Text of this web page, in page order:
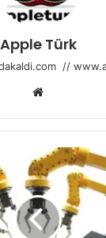
Apple Türk
//
Web